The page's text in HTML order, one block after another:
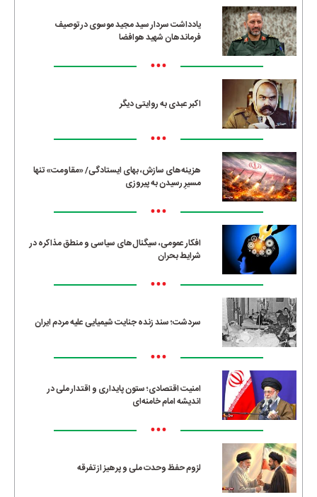
یادداشت سردار سید مجید موسوی در توصیف
فرماندهان شهید هوافضا
•••
اکبر عبدی به روایتی دیگر
•••
هزینه‌های سازش، بهای ایستادگی/ «مقاومت» تنها
مسیرِ رسیدن به پیروزی
•••
افکار عمومی، سیگنال‌های سیاسی و منطق مذاکره در
شرایط بحران
•••
سردشت؛ سند زنده جنایت شیمیایی علیه مردم ایران
•••
امنیت اقتصادی؛ ستون پایداری و اقتدار ملی در
اندیشه امام خامنه‌ای
•••
لزوم حفظ وحدت ملی و پرهیز از تفرقه